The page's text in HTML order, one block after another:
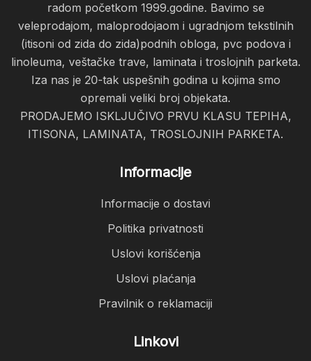
radom početkom 1999.godine. Bavimo se
veleprodajom, maloprodojaom i ugradnjom tekstilnih
(itisoni od zida do zida)podnih obloga, pvc podova i
linoleuma, veštačke trave, laminata i troslojnih parketa.
Iza nas je 20-tak uspešnih godina u kojima smo
opremali veliki broj objekata.
PRODAJEMO ISKLJUČIVO PRVU KLASU TEPIHA,
ITISONA, LAMINATA, TROSLOJNIH PARKETA.
Informacije
Informacije o dostavi
Politika privatnosti
Uslovi korišćenja
Uslovi plaćanja
Pravilnik o reklamaciji
Linkovi